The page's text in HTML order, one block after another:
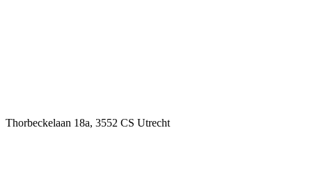
Thorbeckelaan 18a, 3552 CS Utrecht